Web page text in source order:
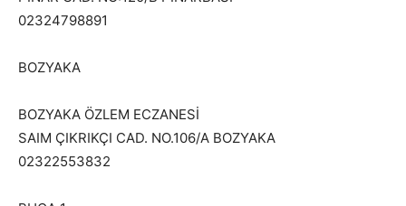
02324798891
BOZYAKA
BOZYAKA ÖZLEM ECZANESİ
SAIM ÇIKRIKÇI CAD. NO.106/A BOZYAKA
02322553832